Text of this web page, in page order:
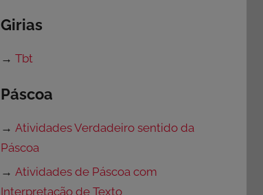
Girias
→Tbt
Páscoa
→Atividades Verdadeiro sentido da
Páscoa
→Atividades de Páscoa com
Interpretação de Texto